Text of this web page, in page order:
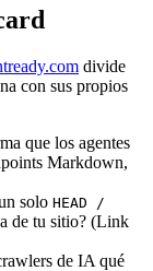
divide
con sus propios
que los agentes
Markdown,
solo HEAD /
de tu sitio? (Link
de IA qué